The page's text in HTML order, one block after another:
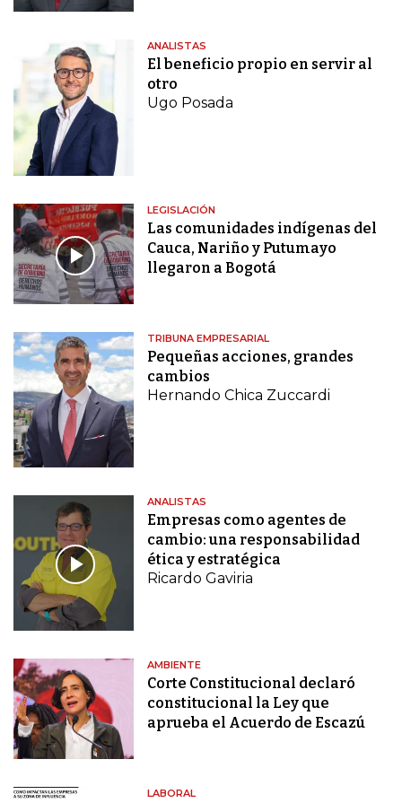
ANALISTAS
El beneficio propio en servir al
otro
Ugo Posada
LEGISLACIÓN
Las comunidades indígenas del
Cauca, Nariño y Putumayo
llegaron a Bogotá
TRIBUNA EMPRESARIAL
Pequeñas acciones, grandes
cambios
Hernando Chica Zuccardi
ANALISTAS
Empresas como agentes de
cambio: una responsabilidad
ética y estratégica
Ricardo Gaviria
AMBIENTE
Corte Constitucional declaró
constitucional la Ley que
aprueba el Acuerdo de Escazú
LABORAL